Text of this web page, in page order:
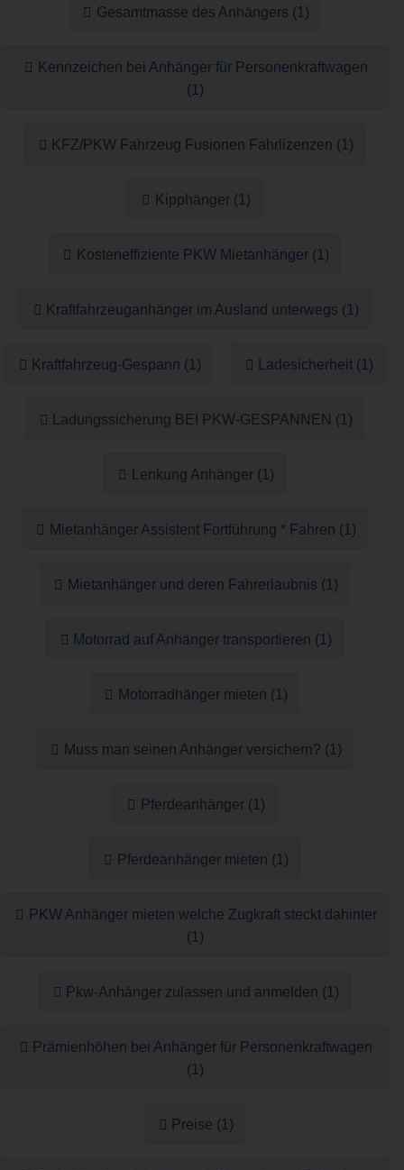
Gesamtmasse des Anhängers (1)
Kennzeichen bei Anhänger für Personenkraftwagen
(1)
KFZ/PKW Fahrzeug Fusionen Fahrlizenzen (1)
Kipphänger (1)
Kosteneffiziente PKW Mietanhänger (1)
Kraftfahrzeuganhänger im Ausland unterwegs (1)
Kraftfahrzeug-Gespann (1) Ladesicherheit (1)
Ladungssicherung BEI PKW-GESPANNEN (1)
Lenkung Anhänger (1)
Mietanhänger Assistent Fortführung * Fahren (1)
Mietanhänger und deren Fahrerlaubnis (1)
Motorrad auf Anhänger transportieren (1)
Motorradhänger mieten (1)
Muss man seinen Anhänger versichern? (1)
Pferdeanhänger (1)
Pferdeanhänger mieten (1)
PKW Anhänger mieten welche Zugkraft steckt dahinter
(1)
Pkw-Anhänger zulassen und anmelden (1)
Prämienhöhen bei Anhänger für Personenkraftwagen
(1)
Preise (1)